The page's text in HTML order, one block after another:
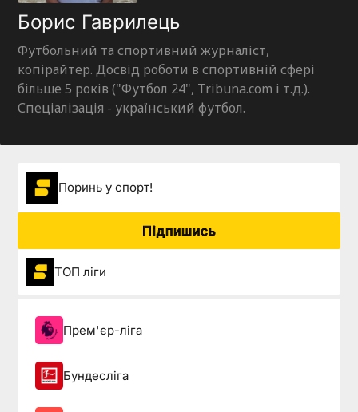
Борис Гаврилець
Футбольний та спортивний журналіст,
копірайтер. Досвід роботи в спортивній сфері
більше 5 років ("Футбол 24", Tribuna.com і т.д.).
Спеціалізація - український футбол.
Поринь у спорт!
Підпишись
ТОП ліги
Прем'єр-ліга
Бундесліга